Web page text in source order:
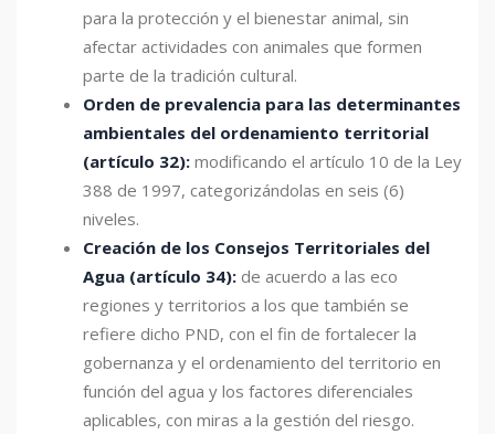
para la protección y el bienestar animal, sin
afectar actividades con animales que formen
parte de la tradición cultural.
Orden de prevalencia para las determinantes
ambientales del ordenamiento territorial
(artículo 32): modificando el artículo 10 de la Ley
388 de 1997, categorizándolas en seis (6)
niveles.
Creación de los Consejos Territoriales del
Agua (artículo 34): de acuerdo a las eco
regiones y territorios a los que también se
refiere dicho PND, con el fin de fortalecer la
gobernanza y el ordenamiento del territorio en
función del agua y los factores diferenciales
aplicables, con miras a la gestión del riesgo.